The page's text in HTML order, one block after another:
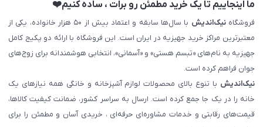
ما اینجاییم تا یک خرید مطمئن رو برات ، ساده کنیم❤️
فروشگاهنیک‌اندیش
با سال‌ها سابقه و اعتماد بیش از ۵۰ هزار خانواده، یکی از
معتبرترین مراکز خرید جهیزیه در ایران است. این فروشگاه با ارائه دو پکیج کامل
جهیزیه به نام‌های «تبسم هستی» و «آسمانی»، انتخابی هوشمندانه برای زوج‌های
جوان فراهم کرده است.
نیک‌اندیش با تنوع بالای محصولات لوازم آشپزخانه و خانگی همه نیازهای یک
خانه را در یک جا جمع کرده است. ارسال به سراسر کشور، ضمانت کیفیت کالاها،
قیمت‌های رقابتی و خدمات مشاوره‌ای حرفه‌ای ، خریدی آسان و مطمئن را برای